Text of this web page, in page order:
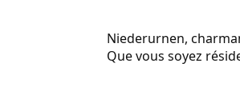
Niederurnen,
Que vous soyez